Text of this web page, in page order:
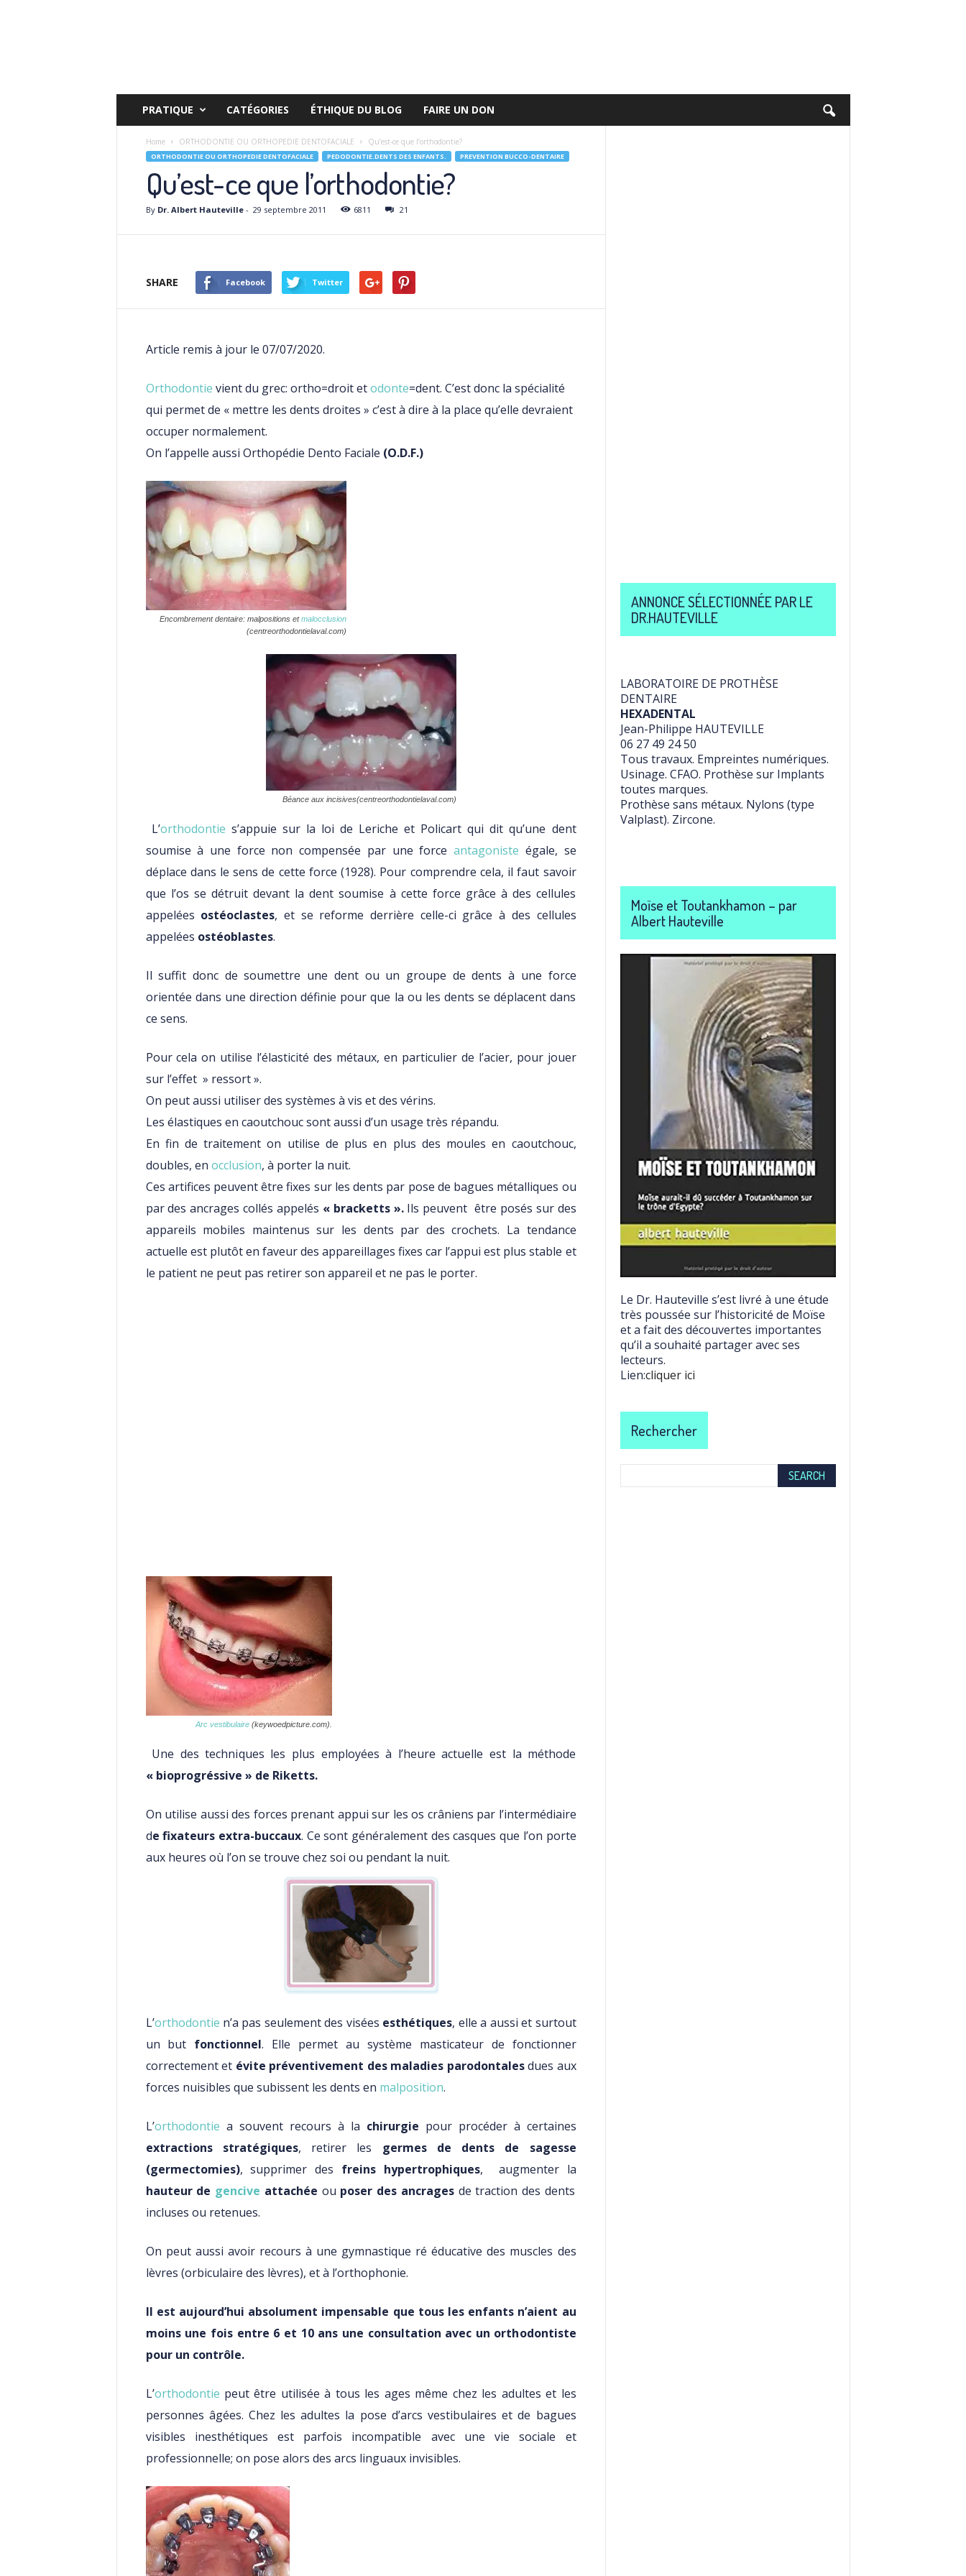
PRATIQUE CATÉGORIES ÉTHIQUE DU BLOG FAIRE UN DON
Home ORTHODONTIE OU ORTHOPEDIE DENTOFACIALE Qu’est-ce que l’orthodontie?
ORTHODONTIE OU ORTHOPEDIE DENTOFACIALE PEDODONTIE.DENTS DES ENFANTS. PREVENTION BUCCO-DENTAIRE
Qu’est-ce que l’orthodontie?
By Dr. Albert Hauteville- 29 septembre 2011 6811 21
SHARE Facebook Twitter
Article remis à jour le 07/07/2020.
Orthodontie vient du grec: ortho=droit etodonte=dent. C’est donc la spécialité
qui permet de « mettre les dents droites » c’est à dire à la place qu’elle devraient
occuper normalement.
On l’appelle aussi Orthopédie Dento Faciale (O.D.F.)
Encombrement dentaire: malpositions etmalocclusion
(centreorthodontielaval.com)
Béance aux incisives(centreorthodontielaval.com)
L’orthodontie s’appuie sur la loi de Leriche et Policart qui dit qu’une dent
soumise à une force non compensée par une forceantagoniste égale, se
déplace dans le sens de cette force (1928). Pour comprendre cela, il faut savoir
que l’os se détruit devant la dent soumise à cette force grâce à des cellules
appelées ostéoclastes, et se reforme derrière celle-ci grâce à des cellules
appelées ostéoblastes.
Il suffit donc de soumettre une dent ou un groupe de dents à une force
orientée dans une direction définie pour que la ou les dents se déplacent dans
ce sens.
Pour cela on utilise l’élasticité des métaux, en particulier de l’acier, pour jouer
sur l’effet » ressort ».
On peut aussi utiliser des systèmes à vis et des vérins.
Les élastiques en caoutchouc sont aussi d’un usage très répandu.
En fin de traitement on utilise de plus en plus des moules en caoutchouc,
doubles, en occlusion, à porter la nuit.
Ces artifices peuvent être fixes sur les dents par pose de bagues métalliques ou
par des ancrages collés appelés « bracketts ».Ils peuvent être posés sur des
appareils mobiles maintenus sur les dents par des crochets. La tendance
actuelle est plutôt en faveur des appareillages fixes car l’appui est plus stable et
le patient ne peut pas retirer son appareil et ne pas le porter.
Arc vestibulaire(keywoedpicture.com).
Une des techniques les plus employées à l’heure actuelle est la méthode
« bioprogréssive » de Riketts.
On utilise aussi des forces prenant appui sur les os crâniens par l’intermédiaire
de fixateurs extra-buccaux. Ce sont généralement des casques que l’on porte
aux heures où l’on se trouve chez soi ou pendant la nuit.
L’orthodontie n’a pas seulement des visées esthétiques, elle a aussi et surtout
un but fonctionnel. Elle permet au système masticateur de fonctionner
correctement et évite préventivement des maladies parodontalesdues aux
forces nuisibles que subissent les dents en malposition.
L’orthodontie a souvent recours à la chirurgie pour procéder à certaines
extractions stratégiques, retirer les germes de dents de
sagesse
(germectomies), supprimer des freins hypertrophiques, augmenter la
hauteur de gencive attachée ou poser des ancragesde traction des dents
incluses ou retenues.
On peut aussi avoir recours à une gymnastique ré éducative des muscles des
lèvres (orbiculaire des lèvres), et à l’orthophonie.
Il est aujourd’hui absolument impensable que tous les enfants n’aient au
moins une fois entre 6 et 10 ans une consultation avec un orthodontiste
pour un contrôle.
L’orthodontie peut être utilisée à tous les ages même chez les adultes et les
personnes âgées. Chez les adultes la pose d’arcs vestibulaires et de bagues
visibles inesthétiques est parfois incompatible avec une vie sociale et
professionnelle; on pose alors des arcs linguaux invisibles.
ANNONCE SÉLECTIONNÉE PAR LE
DR.HAUTEVILLE
LABORATOIRE DE PROTHÈSE
DENTAIRE
HEXADENTAL
Jean-Philippe HAUTEVILLE
06 27 49 24 50
Tous travaux. Empreintes numériques.
Usinage. CFAO. Prothèse sur Implants
toutes marques.
Prothèse sans métaux. Nylons (type
Valplast). Zircone.
Moïse et Toutankhamon – par
Albert Hauteville
Le Dr. Hauteville s’est livré à une étude
très poussée sur l’historicité de Moïse
et a fait des découvertes importantes
qu’il a souhaité partager avec ses
lecteurs.
Lien:cliquer ici
Rechercher